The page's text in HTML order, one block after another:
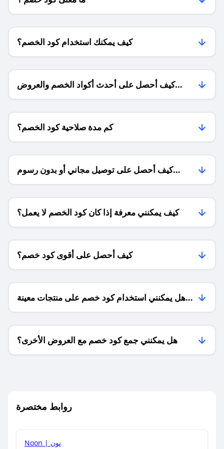
كيف يمكنك استخدام كود الخصم؟
كيف أحصل على أحدث أكواد الخصم والعروض
للمتاجر؟
كم مدة صلاحية كود الخصم؟
كيف أحصل على توصيل مجاني أو بدون رسوم
الشحن ؟
كيف يمكنني معرفة إذا كان كود الخصم لا يعمل؟
كيف أحصل على أقوى كود خصم؟
هل يمكنني استخدام كود خصم على منتجات معينة
فقط؟
هل يمكنني جمع كود خصم مع العروض الأخرى؟
روابط مختصرة
Noon | نون